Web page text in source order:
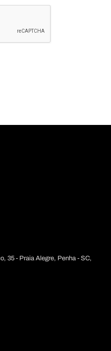
35 - Praia Alegre, Penha - SC,